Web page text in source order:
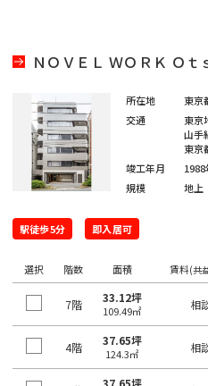
探
JR
山
手
線
山
手
線
全
駅
東
京
京浜
東
北・
根岸
京浜
東
北・
根岸
線全
駅
日
東
海
道
本
東
海
道
本
線
全
駅
常
磐
線
常
磐
線
全
駅
日
暮
総
武・
中央
緩行
総
武・
中央
緩行
線全
駅
小
中
央
本
線
中
央
本
線
全
駅
東
埼
京
線
埼
京
線
全
駅
大
崎
南
新
宿
ラ
ン
湘
南
新
宿
ラ
イ
ン
南
武
線
南
武
線
全
駅
府
中
横
浜
線
横
浜
線
全
駅
町
田
横
須
賀
線
横
須
賀
線
全
駅
東
総
武
本
線
総
武
本
線
全
駅
新
青
梅
線
青
梅
線
全
駅
立
川
八
高
線
八
高
線
全
駅
八
王
京
葉
線
京
葉
線
全
駅
東
京
武
蔵
野
線
武
蔵
野
線
全
駅
府
貸
フ
ィ
ス
を
探
す
千
代
区
千
代
田
区
中
央
区
中
央
区
港
港
区
新
新
宿
区
新
宿
区
渋
谷
区
渋
谷
区
品
川
区
品
川
区
豊
島
区
豊
島
区
文
京
区
文
京
区
台
東
区
台
東
区
江
東
区
江
東
区
墨
田
区
墨
田
区
目
黒
区
目
黒
区
大
田
区
大
田
区
中
野
区
中
野
区
田
区
世
田
谷
区
町
田
市
町
田
市
立
川
市
立
川
市
王
市
八
王
子
市
東
23
区
そ
の
他
東
京
23
区
京
下
東
京
都
下
ＮＯＶＥＬ ＷＯＲＫ Ｏｔ
所在地
東京
交通
東京
山手
東京
竣工年月
規模
地上
駅徒歩5分 即入居可
選択 階数 面積 賃料(共
7階 33.12坪
109.49㎡ 相
4階 37.65坪
124.3㎡ 相
37.65坪